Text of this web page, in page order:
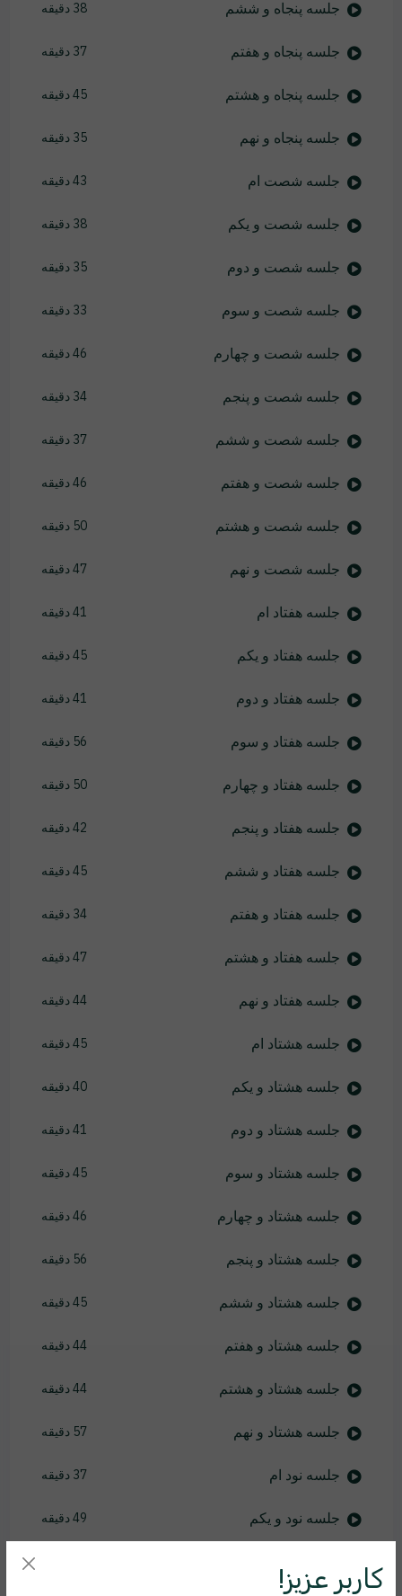
جلسه پنجاه و ششم 38 دقیقه
جلسه پنجاه و هفتم 37 دقیقه
جلسه پنجاه و هشتم 45 دقیقه
جلسه پنجاه و نهم 35 دقیقه
جلسه شصت ام 43 دقیقه
جلسه شصت و یکم 38 دقیقه
جلسه شصت و دوم 35 دقیقه
جلسه شصت و سوم 33 دقیقه
جلسه شصت و چهارم 46 دقیقه
جلسه شصت و پنجم 34 دقیقه
جلسه شصت و ششم 37 دقیقه
جلسه شصت و هفتم 46 دقیقه
جلسه شصت و هشتم 50 دقیقه
جلسه شصت و نهم 47 دقیقه
جلسه هفتاد ام 41 دقیقه
جلسه هفتاد و یکم 45 دقیقه
جلسه هفتاد و دوم 41 دقیقه
جلسه هفتاد و سوم 56 دقیقه
جلسه هفتاد و چهارم 50 دقیقه
جلسه هفتاد و پنجم 42 دقیقه
جلسه هفتاد و ششم 45 دقیقه
جلسه هفتاد و هفتم 34 دقیقه
جلسه هفتاد و هشتم 47 دقیقه
جلسه هفتاد و نهم 44 دقیقه
جلسه هشتاد ام 45 دقیقه
جلسه هشتاد و یکم 40 دقیقه
جلسه هشتاد و دوم 41 دقیقه
جلسه هشتاد و سوم 45 دقیقه
جلسه هشتاد و چهارم 46 دقیقه
جلسه هشتاد و پنجم 56 دقیقه
جلسه هشتاد و ششم 45 دقیقه
جلسه هشتاد و هفتم 44 دقیقه
جلسه هشتاد و هشتم 44 دقیقه
جلسه هشتاد و نهم 57 دقیقه
جلسه نود ام 37 دقیقه
جلسه نود و یکم 49 دقیقه
کاربر عزیز!